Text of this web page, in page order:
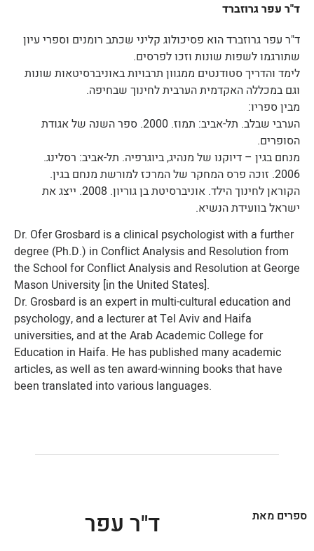
ד"ר עפר גרוזברד
ד"ר עפר גרוזברד הוא פסיכולוג קליני שכתב רומנים וספרי עיון
שתורגמו לשפות שונות וזכו לפרסים.
לימד והדריך סטודנטים ממגוון תרבויות באוניברסיטאות שונות
וגם במכללה האקדמית הערבית לחינוך שבחיפה.
מבין ספריו:
הערבי שבלב. תל-אביב: תמוז. 2000. ספר השנה של אגודת
הסופרים.
מנחם בגין – דיוקנו של מנהיג, ביוגרפיה. תל-אביב: רסלינג.
2006. זוכה פרס המחקר של המרכז למורשת מנחם בגין.
הקוראן לחינוך הילד. אוניברסיטת בן גוריון. 2008. ייצג את
ישראל בוועידת הנשיא.
Dr. Ofer Grosbard is a clinical psychologist with a further
degree (Ph.D.) in Conflict Analysis and Resolution from
the School for Conflict Analysis and Resolution at George
Mason University [in the United States].
Dr. Grosbard is an expert in multi-cultural education and
psychology, and a lecturer at Tel Aviv and Haifa
universities, and at the Arab Academic College for
Education in Haifa. He has published many academic
articles, as well as ten award-winning books that have
been translated into various languages.
ספרים מאת
ד"ר עפר